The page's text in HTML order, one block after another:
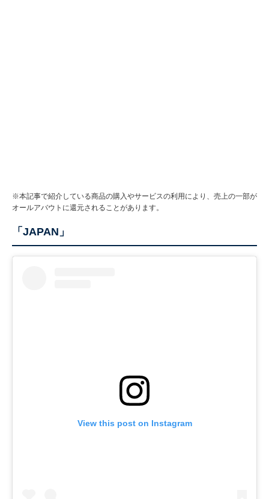
※本記事で紹介している商品の購入やサービスの利用により、売上の一部が
オールアバウトに還元されることがあります。
「JAPAN」
View this post on Instagram